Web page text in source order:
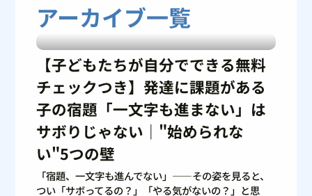
アーカイブ一覧
【子どもたちが自分でできる無料
チェックつき】発達に課題がある
子の宿題「一文字も進まない」は
サボりじゃない｜"始められな
い"5つの壁
「宿題、一文字も進んでない」——その姿を見ると、
つい「サボってるの？」「やる気がないの？」と思